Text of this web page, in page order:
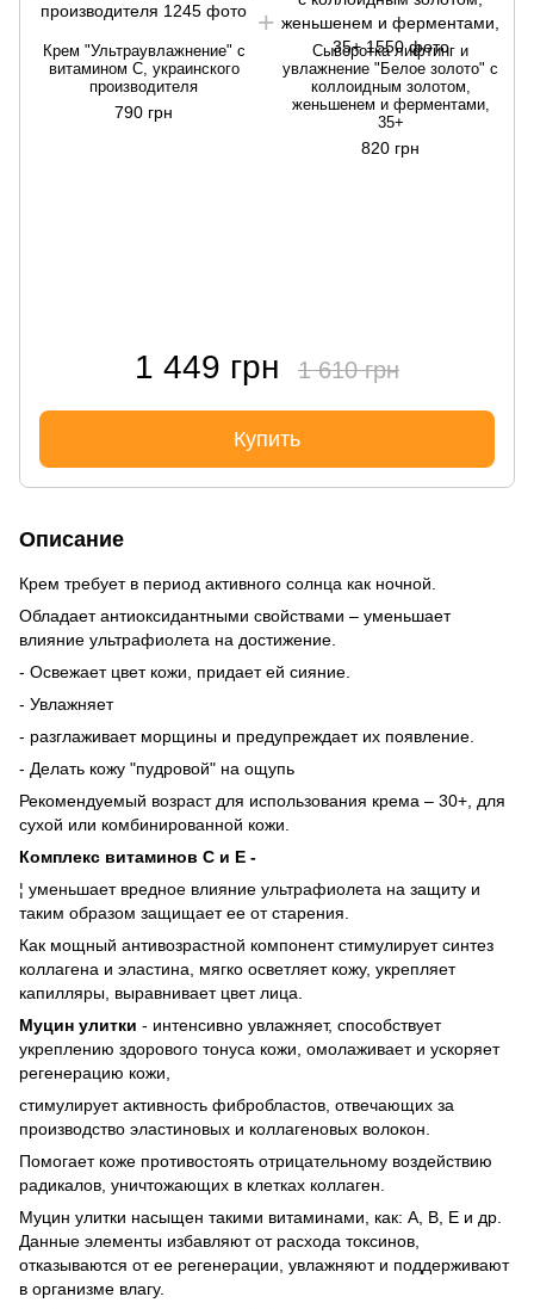
Крем "Ультраувлажнение" с
витамином С, украинского
производителя
790 грн
Сыворотка лифтинг и
увлажнение "Белое золото" с
коллоидным золотом,
женьшенем и ферментами,
35+
820 грн
1 449 грн 1 610 грн
Купить
Описание
Крем требует в период активного солнца как ночной.
Обладает антиоксидантными свойствами – уменьшает
влияние ультрафиолета на достижение.
- Освежает цвет кожи, придает ей сияние.
- Увлажняет
- разглаживает морщины и предупреждает их появление.
- Делать кожу "пудровой" на ощупь
Рекомендуемый возраст для использования крема – 30+, для
сухой или комбинированной кожи.
Комплекс витаминов С и Е -
¦ уменьшает вредное влияние ультрафиолета на защиту и
таким образом защищает ее от старения.
Как мощный антивозрастной компонент стимулирует синтез
коллагена и эластина, мягко осветляет кожу, укрепляет
капилляры, выравнивает цвет лица.
Муцин улитки - интенсивно увлажняет, способствует
укреплению здорового тонуса кожи, омолаживает и ускоряет
регенерацию кожи,
стимулирует активность фибробластов, отвечающих за
производство эластиновых и коллагеновых волокон.
Помогает коже противостоять отрицательному воздействию
радикалов, уничтожающих в клетках коллаген.
Муцин улитки насыщен такими витаминами, как: А, В, Е и др.
Данные элементы избавляют от расхода токсинов,
отказываются от ее регенерации, увлажняют и поддерживают
в организме влагу.